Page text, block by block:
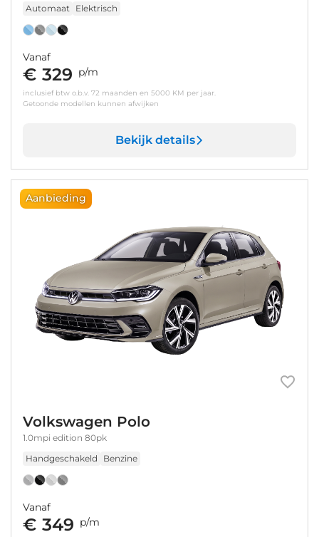
Automaat
Elektrisch
Vanaf
€ 329 p/m
inclusief btw o.b.v. 72 maanden en 5000 KM per jaar.
Getoonde modellen kunnen afwijken
Bekijk details
Aanbieding
Volkswagen Polo
1.0mpi edition 80pk
Handgeschakeld
Benzine
Vanaf
€ 349 p/m